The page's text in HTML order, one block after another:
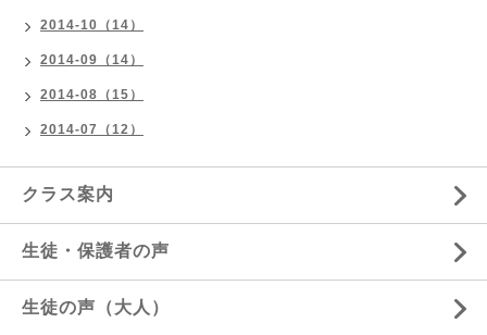
2014-10（14）
2014-09（14）
2014-08（15）
2014-07（12）
クラス案内
生徒・保護者の声
生徒の声（大人）